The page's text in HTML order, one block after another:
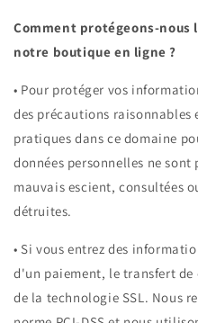
Comment protégeons-nous
notre boutique en ligne ?
• Pour protéger vos
des précautions raisonnables
pratiques dans ce domaine
données personnelles ne
mauvais escient, consultées
détruites.
• Si vous entrez des
d'un paiement, le transfert de
de la technologie SSL. Nous